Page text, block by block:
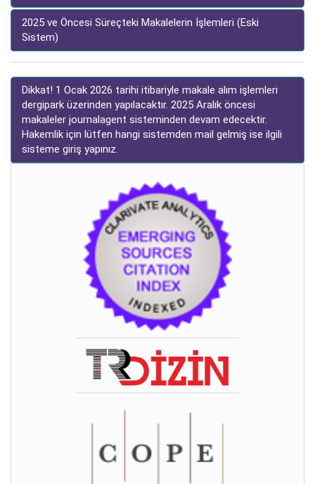
2025 ve Öncesi Süreçteki Makalelerin İşlemleri (Eski
Sistem)
Dikkat! 1 Ocak 2026 tarihi itibariyle makale alım işlemleri
dergipark üzerinden yapılacaktır. 2025 Aralık öncesi
makaleler journalagent sisteminden devam edecektir.
Hakemlik için lütfen hangi sistemden mail gelmiş ise ilgili
sisteme giriş yapınız.